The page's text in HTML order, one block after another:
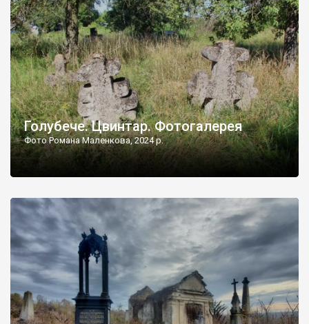
делікатес. На цвинтарі у Голубечому ціла колекція
різноманітних форм хрестів. Село відносно невелике, […]
Голубече. Цвинтар. Фотогалерея
Фото Романа Маленкова, 2024 р.